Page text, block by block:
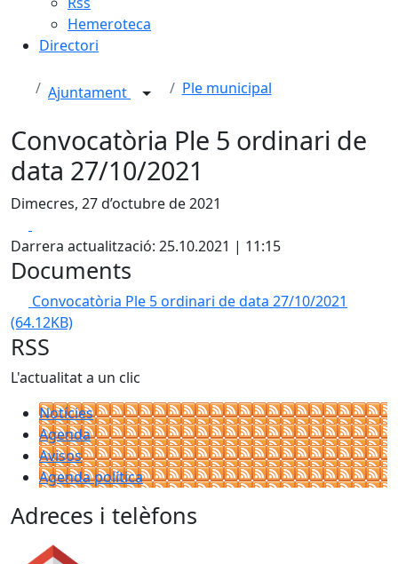
Hemeroteca
Directori
Ajuntament Ple municipal
Convocatòria Ple 5 ordinari de
data 27/10/2021
Dimecres, 27 d’octubre de 2021
Darrera actualització: 25.10.2021 | 11:15
Documents
Convocatòria Ple 5 ordinari de data 27/10/2021
(64.12KB)
RSS
L'actualitat a un clic
Notícies
Agenda
Avisos
Agenda política
Adreces i telèfons